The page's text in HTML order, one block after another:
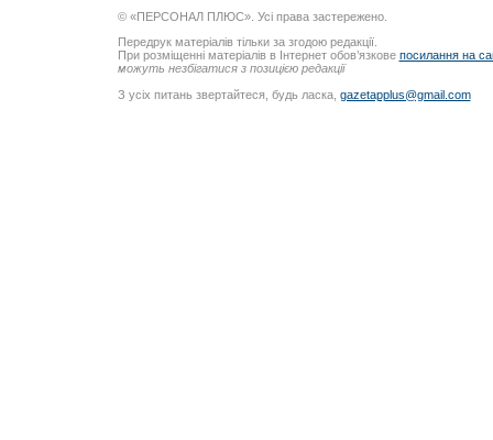
© «ПЕРСОНАЛ ПЛЮС». Усі права застережено.
Передрук матеріалів тільки за згодою редакції.
При розміщенні матеріалів в Інтернет обов’язкове посилання на
можуть незбігатися з позицією редакції
З усіх питань звертайтеся, будь ласка, gazetapplus@gmail.com